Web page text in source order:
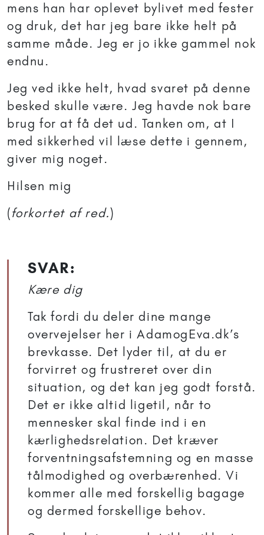
mens han har oplevet bylivet med fester
og druk, det har jeg bare ikke helt på
samme måde. Jeg er jo ikke gammel nok
endnu.
Jeg ved ikke helt, hvad svaret på denne
besked skulle være. Jeg havde nok bare
brug for at få det ud. Tanken om, at I
med sikkerhed vil læse dette i gennem,
giver mig noget.
Hilsen mig
(forkortet af red.)
SVAR:
Kære dig
Tak fordi du deler dine mange
overvejelser her i AdamogEva.dk’s
brevkasse. Det lyder til, at du er
forvirret og frustreret over din
situation, og det kan jeg godt forstå.
Det er ikke altid ligetil, når to
mennesker skal finde ind i en
kærlighedsrelation. Det kræver
forventningsafstemning og en masse
tålmodighed og overbærenhed. Vi
kommer alle med forskellig bagage
og dermed forskellige behov.